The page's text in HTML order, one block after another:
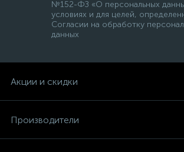
№152-ФЗ «О персональных
условиях и для целей,
Согласии на обработку
данных
Акции и скидки
Производители